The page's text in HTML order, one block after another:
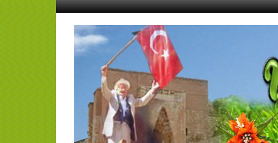
İçeriğe
AFŞİN
YEDİSEVİN
HABER
Kahramanmaraş,Afşin,Sevin
Köyleri
Tanıtım